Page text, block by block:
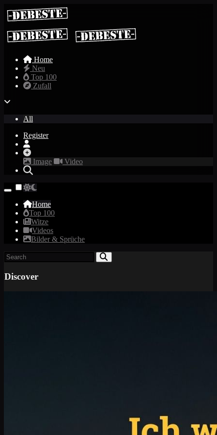
Home
Neu
Top 100
Zufall
All
Register
Image Video
Home
Top 100
Witze
Videos
Bilder & Sprüche
Discover